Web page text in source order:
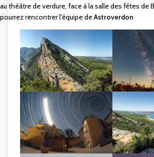
au théâtre de verdure, face à la salle des fêtes de
pourrez rencontrer l'équipe deAstroverdon